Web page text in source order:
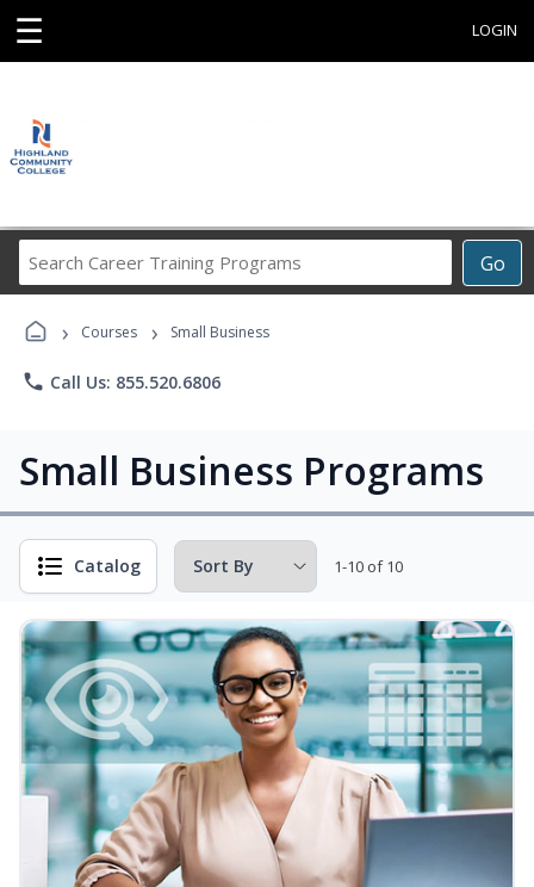
☰ LOGIN
Go
Career
Programs
› Courses › Small Business
phone Call Us: 855.520.6806
Small Business Programs
Catalog 1-10 of 10